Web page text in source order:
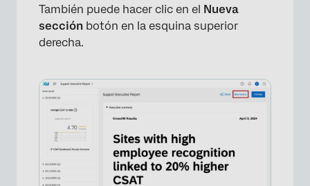
También puede hacer clic en el Nueva
sección botón en la esquina superior
derecha.